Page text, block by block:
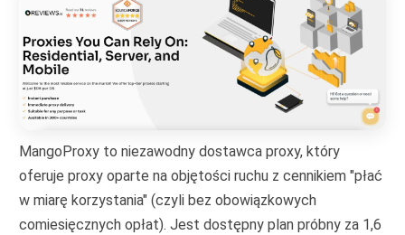
MangoProxy to niezawodny dostawca proxy, który
oferuje proxy oparte na objętości ruchu z cennikiem "płać
w miarę korzystania" (czyli bez obowiązkowych
comiesięcznych opłat). Jest dostępny plan próbny za 1,6